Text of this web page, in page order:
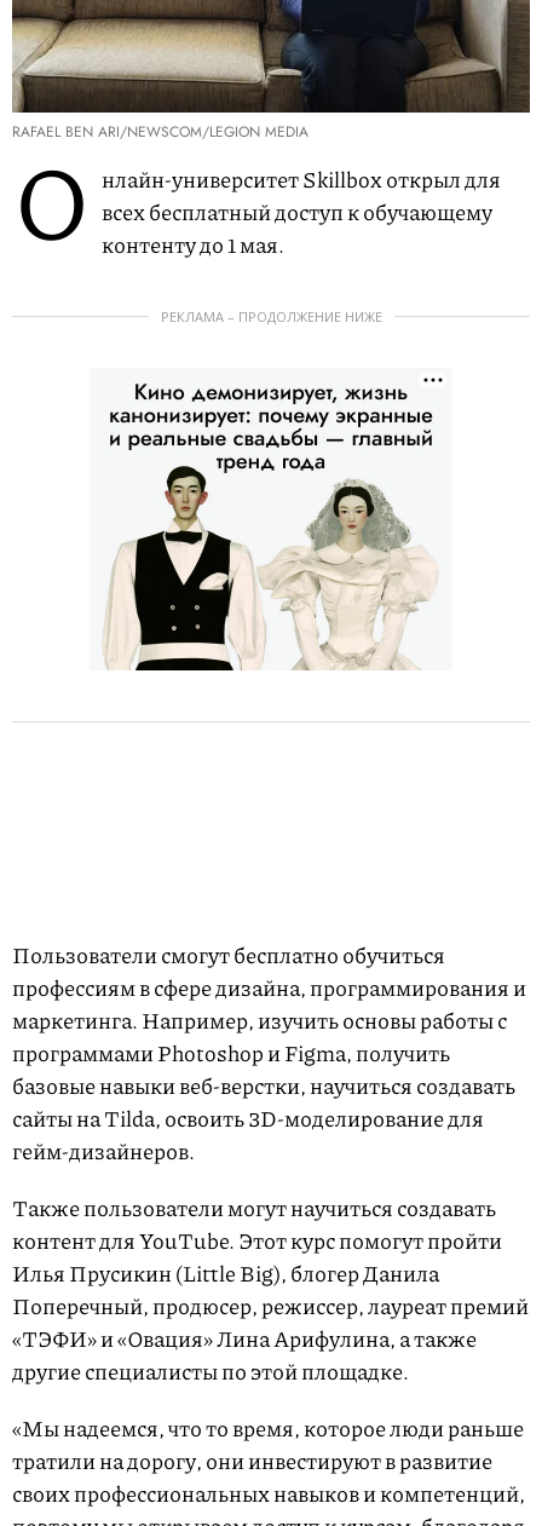
RAFAEL BEN ARI/NEWSCOM/LEGION MEDIA
О нлайн-университет Skillbox открыл для
всех бесплатный доступ к обучающему
контенту до 1 мая.
РЕКЛАМА – ПРОДОЛЖЕНИЕ НИЖЕ
Пользователи смогут бесплатно обучиться
профессиям в сфере дизайна, программирования и
маркетинга. Например, изучить основы работы с
программами Photoshop и Figma, получить
базовые навыки веб-верстки, научиться создавать
сайты на Tilda, освоить 3D-моделирование для
гейм-дизайнеров.
Также пользователи могут научиться создавать
контент для YouTube. Этот курс помогут пройти
Илья Прусикин (Little Big), блогер Данила
Поперечный, продюсер, режиссер, лауреат премий
«ТЭФИ» и «Овация» Лина Арифулина, а также
другие специалисты по этой площадке.
«Мы надеемся, что то время, которое люди раньше
тратили на дорогу, они инвестируют в развитие
своих профессиональных навыков и компетенций,